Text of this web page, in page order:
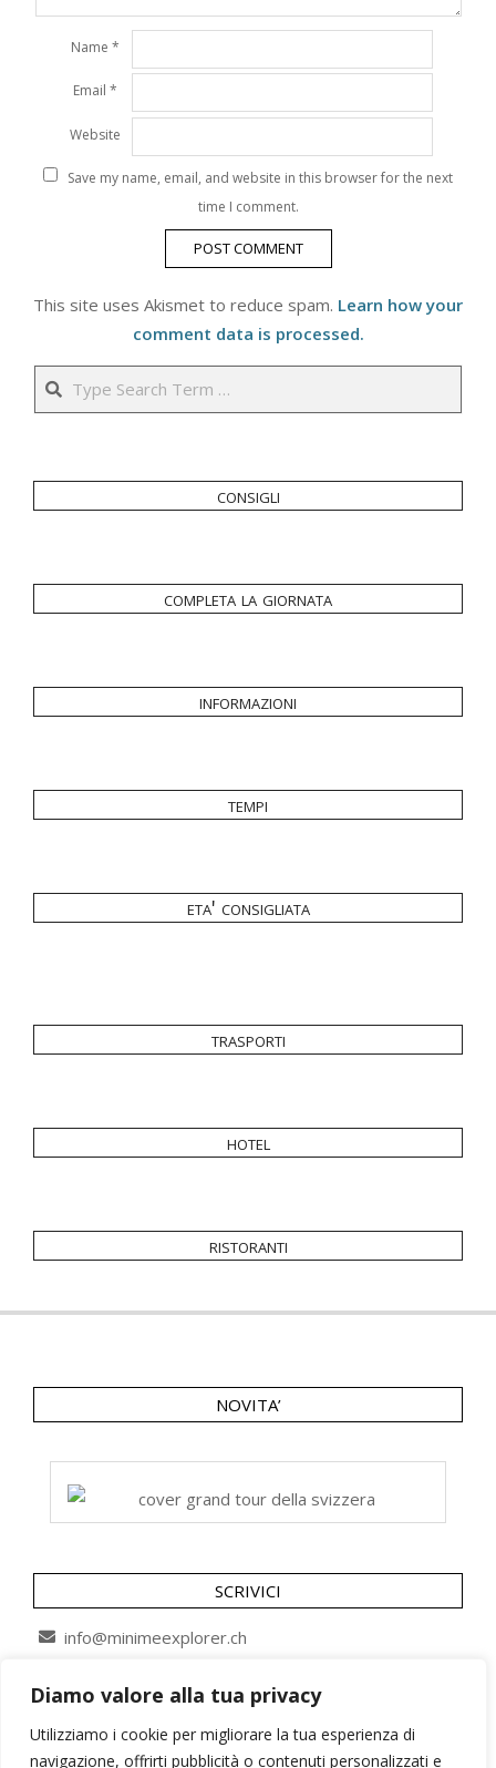
Diamo valore alla tua privacy
Utilizziamo i cookie per migliorare la tua esperienza di
navigazione, offrirti pubblicità o contenuti personalizzati e
Name *
Email *
Website
Save my name, email, and website in this browser for the next
time I comment.
This site uses Akismet to reduce spam. Learn how your
comment data is processed.
consigli
completa la giornata
informazioni
tempi
eta' consigliata
trasporti
hotel
ristoranti
NOVITA’
SCRIVICI
info@minimeexplorer.ch